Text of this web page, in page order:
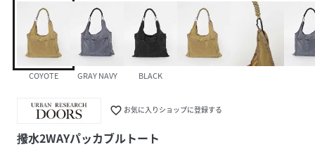
COYOTE GRAY NAVY BLACK
favorite_border お気に入りショップに登録する
撥水2WAYパッカブルトート